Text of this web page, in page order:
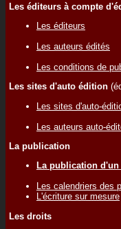
Les éditeurs à compte
Les éditeurs
Les auteurs édités
Les conditions de
Les sites d'auto édition
Les sites d'auto-
Les auteurs auto-
La publication
La publication d'un
Les calendriers des
L'écriture sur mesure
Les droits